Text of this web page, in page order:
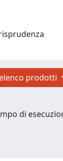
prodotti
di